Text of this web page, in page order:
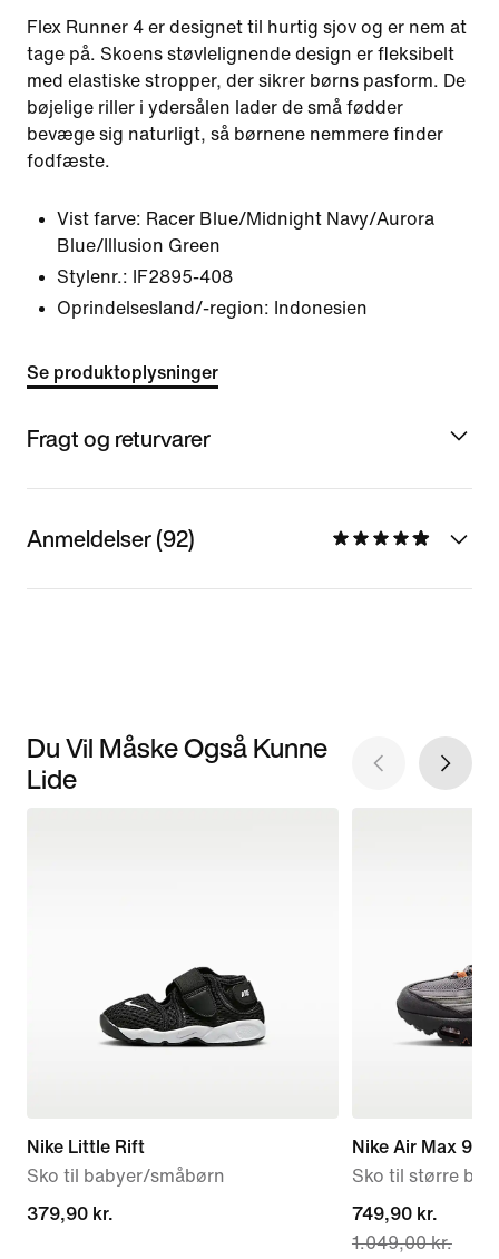
Flex Runner 4 er designet til hurtig sjov og er nem at
tage på. Skoens støvlelignende design er fleksibelt
med elastiske stropper, der sikrer børns pasform. De
bøjelige riller i ydersålen lader de små fødder
bevæge sig naturligt, så børnene nemmere finder
fodfæste.
Vist farve: Racer Blue/Midnight Navy/Aurora
Blue/Illusion Green
Stylenr.:
IF2895-408
Oprindelsesland/-region: Indonesien
Se produktoplysninger
Fragt og returvarer
Anmeldelser (92)
Du Vil Måske Også Kunne
Lide
Nike Little Rift
Sko til babyer/småbørn
379,90 kr.
379,90 kr.
Nike Air Max 95
Sko til større
current
price
749,90 kr.
1.049,00 kr.